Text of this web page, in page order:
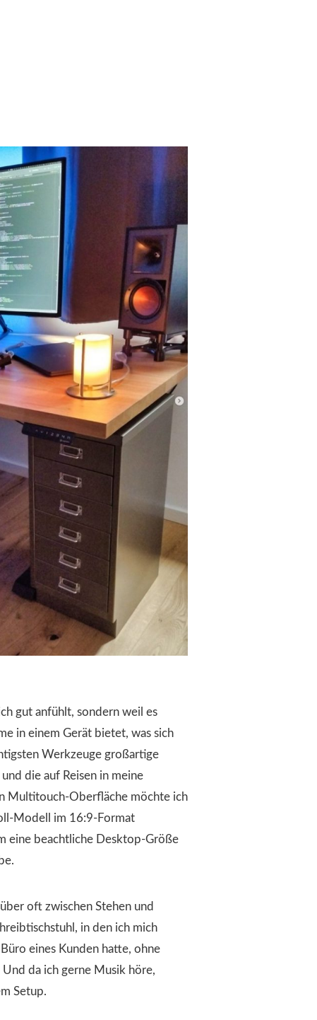
gut anfühlt, sondern weil es
in einem Gerät bietet, was sich
Werkzeuge großartige
die auf Reisen in meine
Multitouch-Oberfläche möchte ich
Modell im 16:9-Format
eine beachtliche Desktop-Größe
oft zwischen Stehen und
in den ich mich
eines Kunden hatte, ohne
da ich gerne Musik höre,
Setup.